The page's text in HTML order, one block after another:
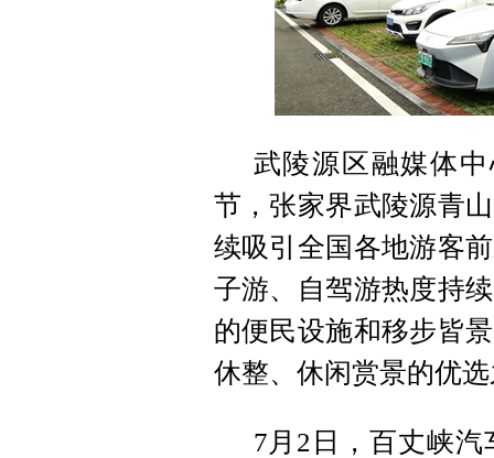
武陵源区融媒体
节，张家界武陵源青
续吸引全国各地游客
子游、自驾游热度持
的便民设施和移步皆
休整、休闲赏景的优
7月2日，百丈峡